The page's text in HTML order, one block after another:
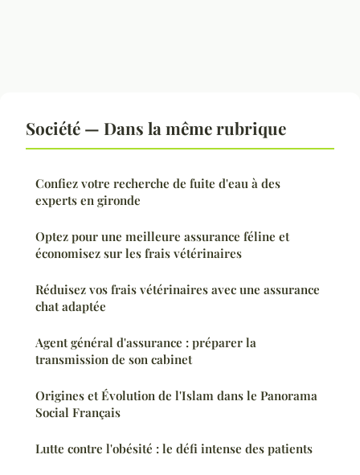
Société — Dans la même rubrique
Confiez votre recherche de fuite d'eau à des
experts en gironde
Optez pour une meilleure assurance féline et
économisez sur les frais vétérinaires
Réduisez vos frais vétérinaires avec une assurance
chat adaptée
Agent général d'assurance : préparer la
transmission de son cabinet
Origines et Évolution de l'Islam dans le Panorama
Social Français
Lutte contre l'obésité : le défi intense des patients